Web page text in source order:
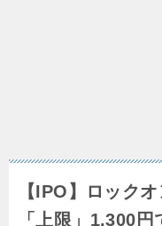
【IPO】ロック
「上限」1,300円